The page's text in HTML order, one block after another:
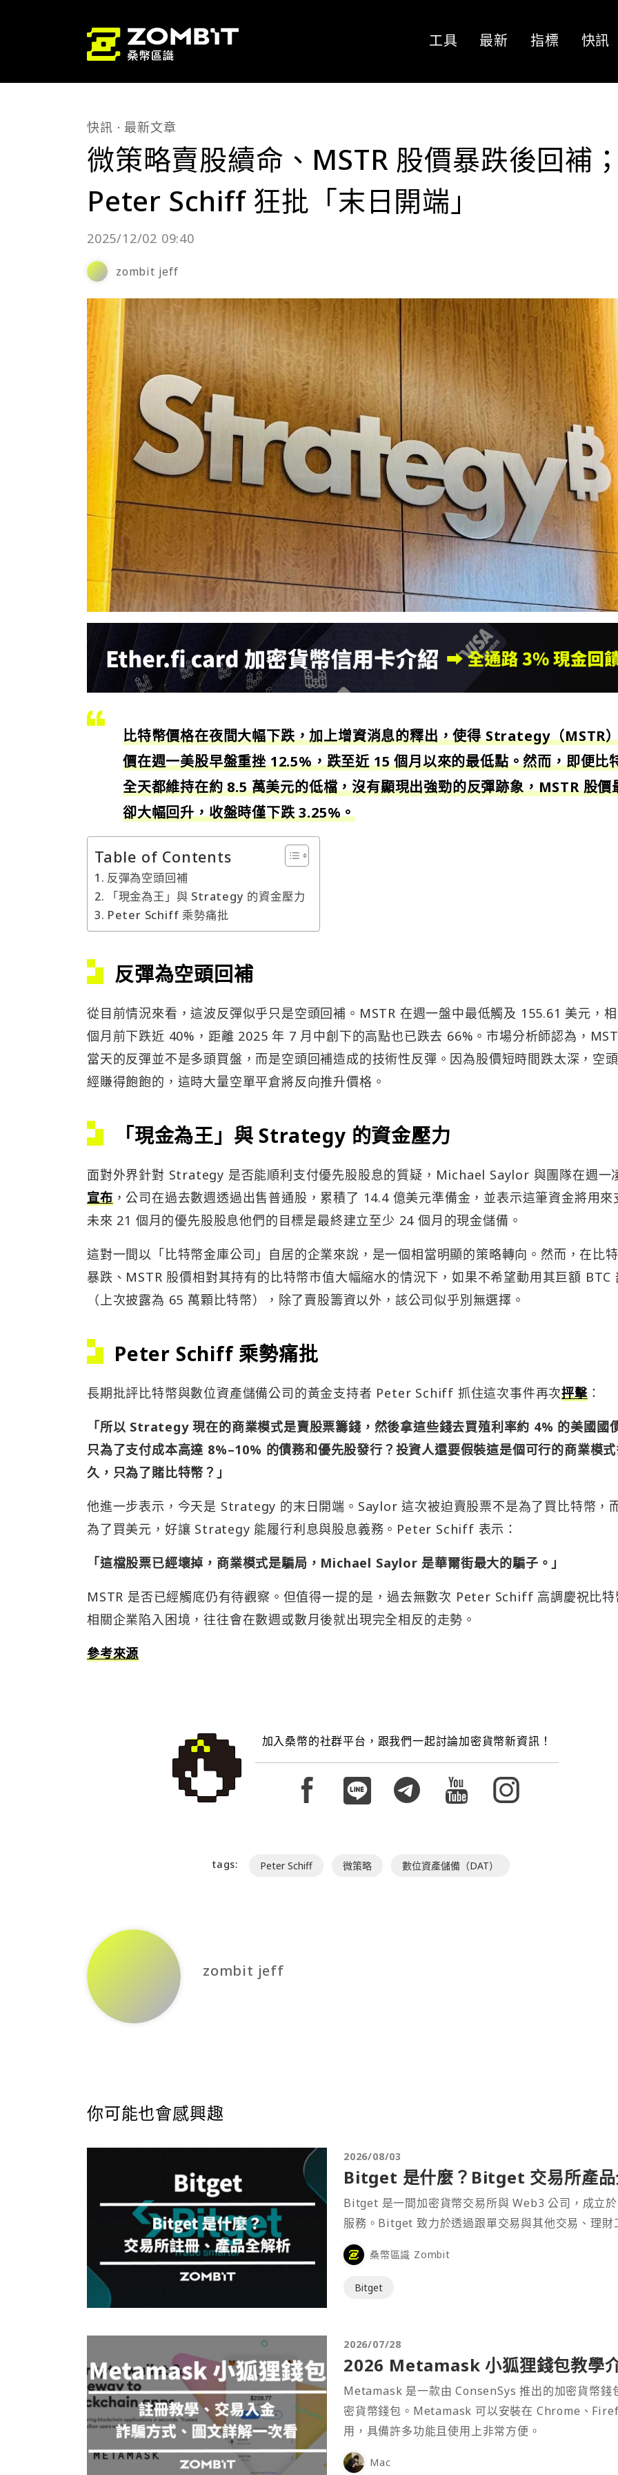
工具 最新 指標 快訊
快訊 最新文章
微策略賣股續命、MSTR 股價暴跌後回補
Peter Schiff 狂批「末日開端」
2025/12/02 09:40
zombit jeff
比特幣價格在夜間大幅下跌，加上增資消息的釋出，使得 Strategy（MSTR
價在週一美股早盤重挫 12.5%，跌至近 15 個月以來的最低點。然而，即便比
全天都維持在約 8.5 萬美元的低檔，沒有顯現出強勁的反彈跡象，MSTR 股價
卻大幅回升，收盤時僅下跌 3.25%。
Table of Contents
反彈為空頭回補
「現金為王」與 Strategy 的資金壓力
Peter Schiff 乘勢痛批
反彈為空頭回補
從目前情況來看，這波反彈似乎只是空頭回補。MSTR 在週一盤中最低觸及 155.61 美元，
個月前下跌近 40%，距離 2025 年 7 月中創下的高點也已跌去 66%。市場分析師認為，
當天的反彈並不是多頭買盤，而是空頭回補造成的技術性反彈。因為股價短時間跌太深，空
經賺得飽飽的，這時大量空單平倉將反向推升價格。
「現金為王」與 Strategy 的資金壓力
面對外界針對 Strategy 是否能順利支付優先股股息的質疑，Michael Saylor 與團隊在週一
宣布，公司在過去數週透過出售普通股，累積了 14.4 億美元準備金，並表示這筆資金將用來
未來 21 個月的優先股股息他們的目標是最終建立至少 24 個月的現金儲備。
這對一間以「比特幣金庫公司」自居的企業來說，是一個相當明顯的策略轉向。然而，在比
暴跌、MSTR 股價相對其持有的比特幣市值大幅縮水的情況下，如果不希望動用其巨額 BTC
（上次披露為 65 萬顆比特幣），除了賣股籌資以外，該公司似乎別無選擇。
Peter Schiff 乘勢痛批
長期批評比特幣與數位資產儲備公司的黃金支持者 Peter Schiff 抓住這次事件再次抨擊：
「所以 Strategy 現在的商業模式是賣股票籌錢，然後拿這些錢去買殖利率約 4% 的美國國
只為了支付成本高達 8%–10% 的債務和優先股發行？投資人還要假裝這是個可行的商業模
久，只為了賭比特幣？」
他進一步表示，今天是 Strategy 的末日開端。Saylor 這次被迫賣股票不是為了買比特幣，
為了買美元，好讓 Strategy 能履行利息與股息義務。Peter Schiff 表示：
「這檔股票已經壞掉，商業模式是騙局，Michael Saylor 是華爾街最大的騙子。」
MSTR 是否已經觸底仍有待觀察。但值得一提的是，過去無數次 Peter Schiff 高調慶祝比
相關企業陷入困境，往往會在數週或數月後就出現完全相反的走勢。
參考來源
加入桑幣的社群平台，跟我們一起討論加密貨幣新資訊！
tags: Peter Schiff 微策略 數位資產儲備（DAT）
zombit jeff
你可能也會感興趣
2026/08/03
Bitget 是什麼？Bitget 交易所產品
Bitget 是一間加密貨幣交易所與 Web3 公司，成立
服務。Bitget 致力於透過跟單交易與其他交易、理
桑幣區識 Zombit
Bitget
2026/07/28
2026 Metamask 小狐狸錢包教學
Metamask 是一款由 ConsenSys 推出的加密貨幣錢
密貨幣錢包。Metamask 可以安裝在 Chrome、
用，具備許多功能且使用上非常方便。
Mac